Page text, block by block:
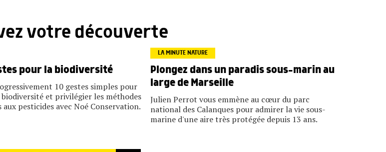
votre découverte
pour la biodiversité
10 gestes simples pour
et privilégier les méthodes
pesticides avec Noé Conservation.
LA MINUTE NATURE
Plongez dans un paradis sous-marin au
large de Marseille
Julien Perrot vous emmène au cœur du parc
national des Calanques pour admirer la vie sous-
marine d'une aire très protégée depuis 13 ans.